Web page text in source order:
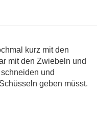
kurz mit den
mit den Zwiebeln und
und
geben müsst.